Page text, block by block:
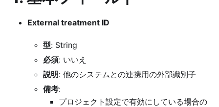
External treatment ID
型: String
必須: いいえ
説明: 他のシステムとの連携用の外部識別子
備考:
プロジェクト設定で有効にしている場合の